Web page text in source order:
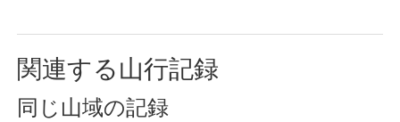
関連する山行記録
同じ山域の記録